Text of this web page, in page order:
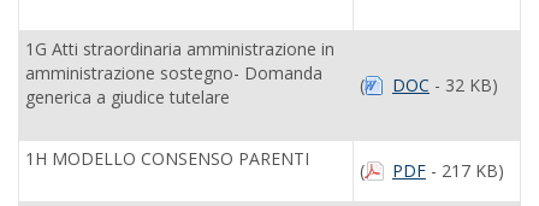
1G Atti straordinaria amministrazione in
amministrazione sostegno- Domanda
generica a giudice tutelare
( DOC - 32 KB)
1H MODELLO CONSENSO PARENTI
( PDF - 217 KB)